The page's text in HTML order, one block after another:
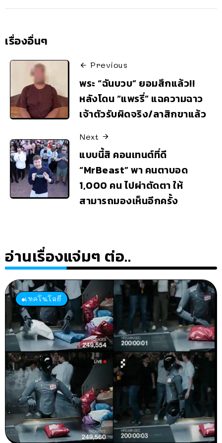
เรื่องอื่นๆ
Previous
พระ “ฉันบวบ” ยอมสึกแล้ว!!
หลังโดน “แพรรี่” แฉความฉาว
เจ้าตัวรับผิดจริง/ลาสิกขาแล้ว
Next
แบบนี้สิ คอนเทนต์ที่ดี
“MrBeast” พา คนตาบอด
1,000 คน ไปผ่าตัดตา ให้
สามารถมองเห็นอีกครั้ง
อ่านเรื่องแจ่มๆ ต่อ..
เทคโนโลยี